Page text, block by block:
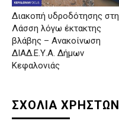
Διακοπή υδροδότησης στη
Λάσση λόγω έκτακτης
βλάβης – Ανακοίνωση
ΔΙΑΔ.Ε.Υ.Α. Δήμων
Κεφαλονιάς
ΣΧΟΛΙΑ ΧΡΗΣΤΩΝ